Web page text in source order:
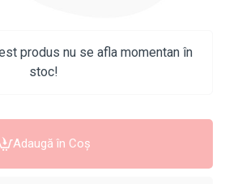
produs nu se afla momentan în
stoc!
Adaugă în Coş